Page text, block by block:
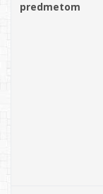
predmetom